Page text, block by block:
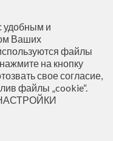
удобным и
Ваших
файлы
на кнопку
свое согласие,
файлы „cookie“.